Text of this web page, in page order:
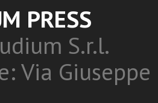
PRESS
S.r.l.
Via